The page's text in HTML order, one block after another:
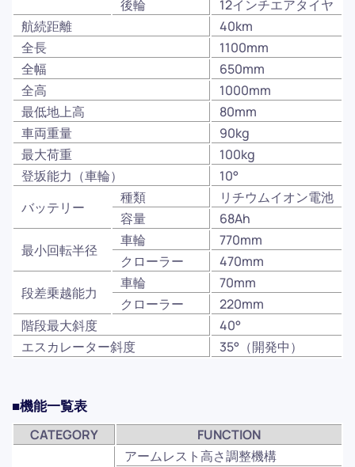
後輪
12インチエアタイヤ
航続距離
40km
全長
1100mm
全幅
650mm
全高
1000mm
最低地上高
80mm
車両重量
90kg
最大荷重
100kg
登坂能力（車輪）
10°
バッテリー
種類
リチウムイオン電池
容量
68Ah
最小回転半径
車輪
770mm
クローラー
470mm
段差乗越能力
車輪
70mm
クローラー
220mm
階段最大斜度
40°
エスカレーター斜度
35°（開発中）
■機能一覧表
CATEGORY FUNCTION
アームレスト高さ調整機構